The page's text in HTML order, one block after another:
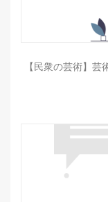
【民衆の芸術】